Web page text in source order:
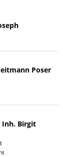
Poser
Inh. Birgit
Pflege